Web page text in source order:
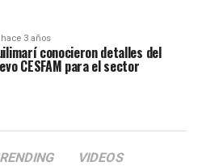
hace 3 años
conocieron detalles del
CESFAM para el sector
VIDEOS